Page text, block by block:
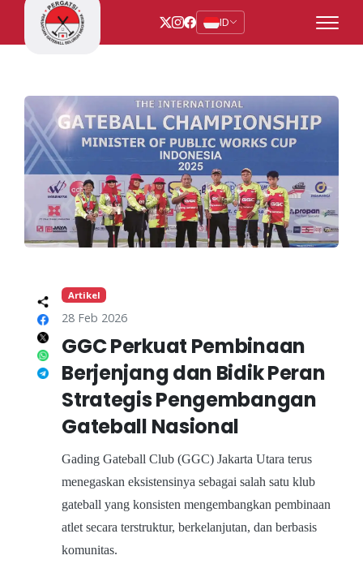
ID
Artikel
28 Feb 2026
GGC Perkuat Pembinaan
Berjenjang dan Bidik Peran
Strategis Pengembangan
Gateball Nasional
Gading Gateball Club (GGC) Jakarta Utara terus
menegaskan eksistensinya sebagai salah satu klub
gateball yang konsisten mengembangkan pembinaan
atlet secara terstruktur, berkelanjutan, dan berbasis
komunitas.